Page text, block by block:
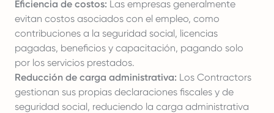
Eficiencia de costos: Las empresas generalmente
evitan costos asociados con el empleo, como
contribuciones a la seguridad social, licencias
pagadas, beneficios y capacitación, pagando solo
por los servicios prestados.
Reducción de carga administrativa: Los Contractors
gestionan sus propias declaraciones fiscales y de
seguridad social, reduciendo la carga administrativa